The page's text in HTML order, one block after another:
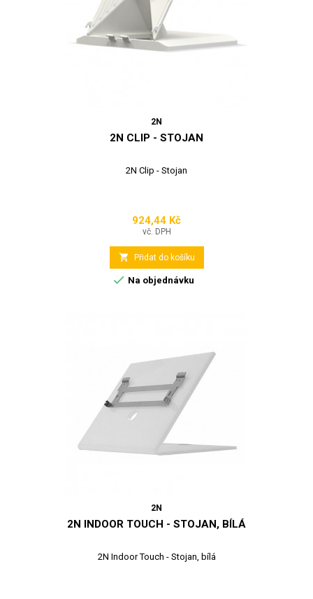
2N
2N CLIP - STOJAN
2N Clip - Stojan
Cena
924,44 Kč
vč. DPH
 Přidat do košíku
 Na objednávku
2N
2N INDOOR TOUCH - STOJAN, BÍLÁ
2N Indoor Touch - Stojan, bílá